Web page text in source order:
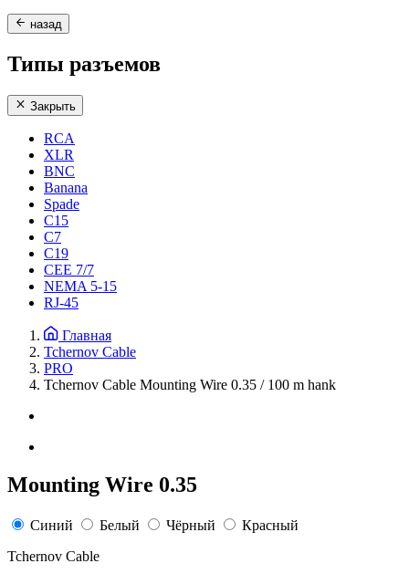
назад
Типы разъемов
Закрыть
RCA
XLR
BNC
Banana
Spade
C15
С7
C19
CEE 7/7
NEMA 5-15
RJ-45
Главная
Tchernov Cable
PRO
Tchernov Cable Mounting Wire 0.35 / 100 m hank
Mounting Wire 0.35
Синий Белый Чёрный
Красный
Tchernov Cable